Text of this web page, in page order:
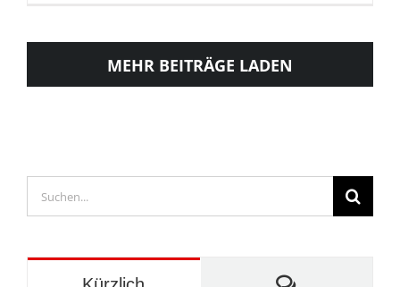
Vellmar
MEHR BEITRÄGE LADEN
Suche
nach: